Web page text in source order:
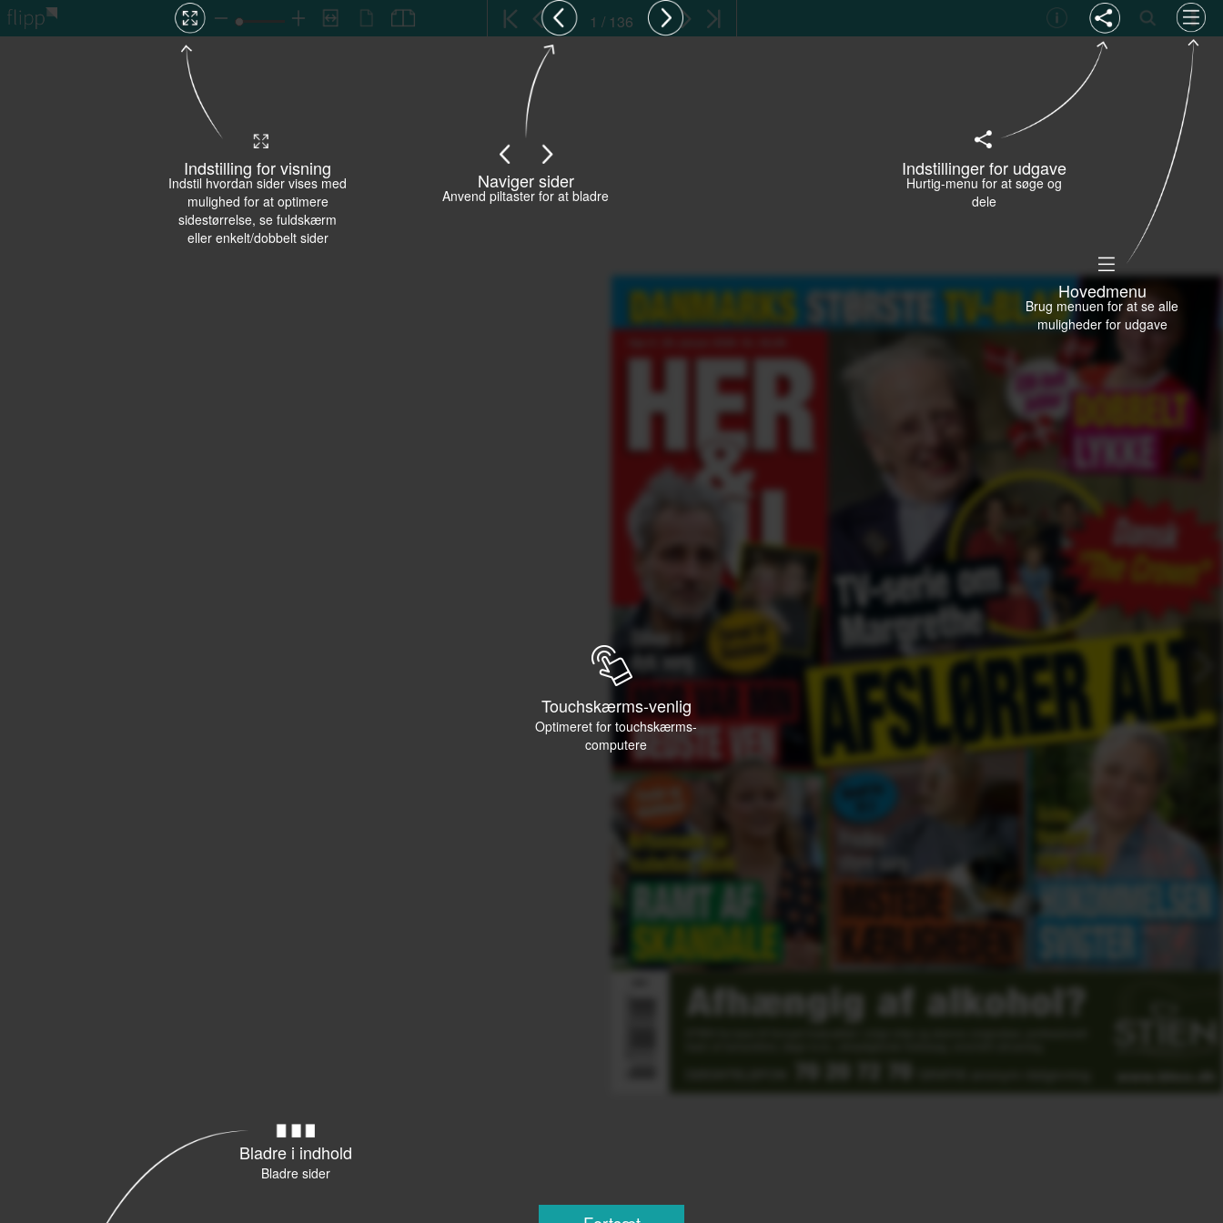
Bladre i indhold
Bladre sider
Hovedmenu
Brug menuen for at se alle
muligheder for udgave
Touchskærms-venlig
Optimeret for touchskærms-
computere
Indstilling for visning
Indstil hvordan sider vises med
mulighed for at optimere
sidestørrelse, se fuldskærm
eller enkelt/dobbelt sider
Naviger sider
Anvend piltaster for at bladre
Indstillinger for udgave
Hurtig-menu for at søge og
dele
1 / 136